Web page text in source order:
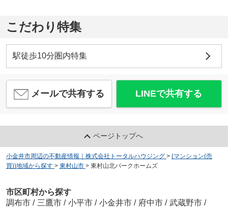
こだわり特集
駅徒歩10分圏内特集
メールで共有する LINEで共有する
ページトップへ
小金井市周辺の不動産情報｜株式会社トータルハウジング > (マンション(売
買))地域から探す > 東村山市 > 東村山北パークホームズ
市区町村から探す
調布市 / 三鷹市 / 小平市 / 小金井市 / 府中市 / 武蔵野市 /